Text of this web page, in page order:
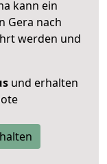
kann ein
Gera nach
werden und
und erhalten